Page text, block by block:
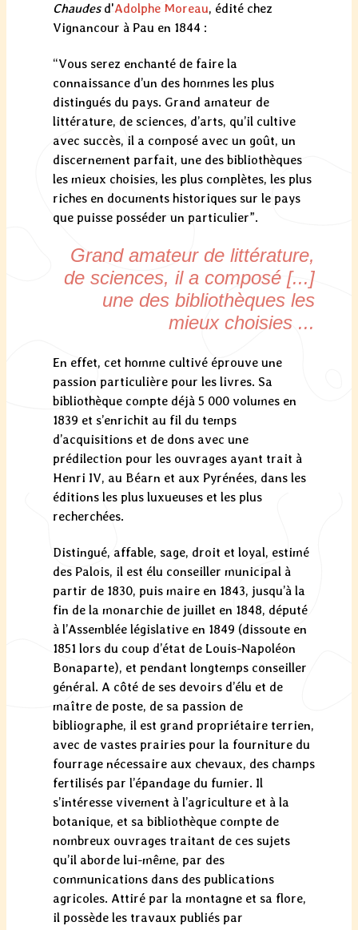
Chaudes d'Adolphe Moreau, édité chez
Vignancour à Pau en 1844 :
“Vous serez enchanté de faire la
connaissance d’un des hommes les plus
distingués du pays. Grand amateur de
littérature, de sciences, d’arts, qu’il cultive
avec succès, il a composé avec un goût, un
discernement parfait, une des bibliothèques
les mieux choisies, les plus complètes, les plus
riches en documents historiques sur le pays
que puisse posséder un particulier”.
Grand amateur de littérature,
de sciences, il a composé [...]
une des bibliothèques les
mieux choisies ...
En effet, cet homme cultivé éprouve une
passion particulière pour les livres. Sa
bibliothèque compte déjà 5 000 volumes en
1839 et s’enrichit au fil du temps
d’acquisitions et de dons avec une
prédilection pour les ouvrages ayant trait à
Henri IV, au Béarn et aux Pyrénées, dans les
éditions les plus luxueuses et les plus
recherchées.
Distingué, affable, sage, droit et loyal, estimé
des Palois, il est élu conseiller municipal à
partir de 1830, puis maire en 1843, jusqu’à la
fin de la monarchie de juillet en 1848, député
à l’Assemblée législative en 1849 (dissoute en
1851 lors du coup d’état de Louis-Napoléon
Bonaparte), et pendant longtemps conseiller
général. A côté de ses devoirs d’élu et de
maître de poste, de sa passion de
bibliographe, il est grand propriétaire terrien,
avec de vastes prairies pour la fourniture du
fourrage nécessaire aux chevaux, des champs
fertilisés par l’épandage du fumier. Il
s’intéresse vivement à l’agriculture et à la
botanique, et sa bibliothèque compte de
nombreux ouvrages traitant de ces sujets
qu’il aborde lui-même, par des
communications dans des publications
agricoles. Attiré par la montagne et sa flore,
il possède les travaux publiés par